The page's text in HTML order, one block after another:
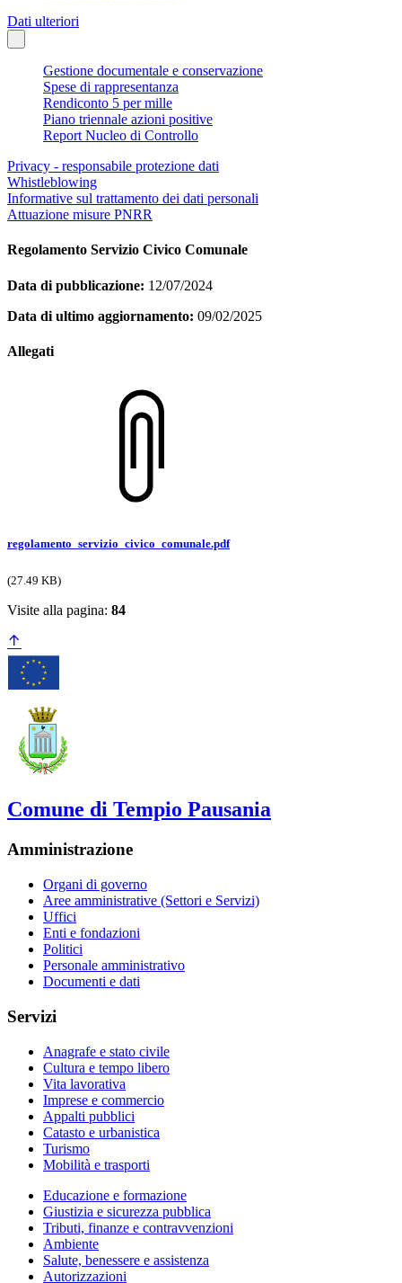
Dati ulteriori
Gestione documentale e conservazione
Spese di rappresentanza
Rendiconto 5 per mille
Piano triennale azioni positive
Report Nucleo di Controllo
Privacy - responsabile protezione dati
Whistleblowing
Informative sul trattamento dei dati personali
Attuazione misure PNRR
Regolamento Servizio Civico Comunale
Data di pubblicazione: 12/07/2024
Data di ultimo aggiornamento: 09/02/2025
Allegati
regolamento_servizio_civico_comunale.pdf
(27.49 KB)
Visite alla pagina: 84
Comune di Tempio Pausania
Amministrazione
Organi di governo
Aree amministrative (Settori e Servizi)
Uffici
Enti e fondazioni
Politici
Personale amministrativo
Documenti e dati
Servizi
Anagrafe e stato civile
Cultura e tempo libero
Vita lavorativa
Imprese e commercio
Appalti pubblici
Catasto e urbanistica
Turismo
Mobilità e trasporti
Educazione e formazione
Giustizia e sicurezza pubblica
Tributi, finanze e contravvenzioni
Ambiente
Salute, benessere e assistenza
Autorizzazioni